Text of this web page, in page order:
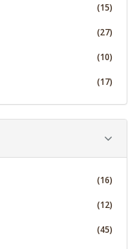
(15)
(27)
(10)
(17)
(16)
(12)
(45)